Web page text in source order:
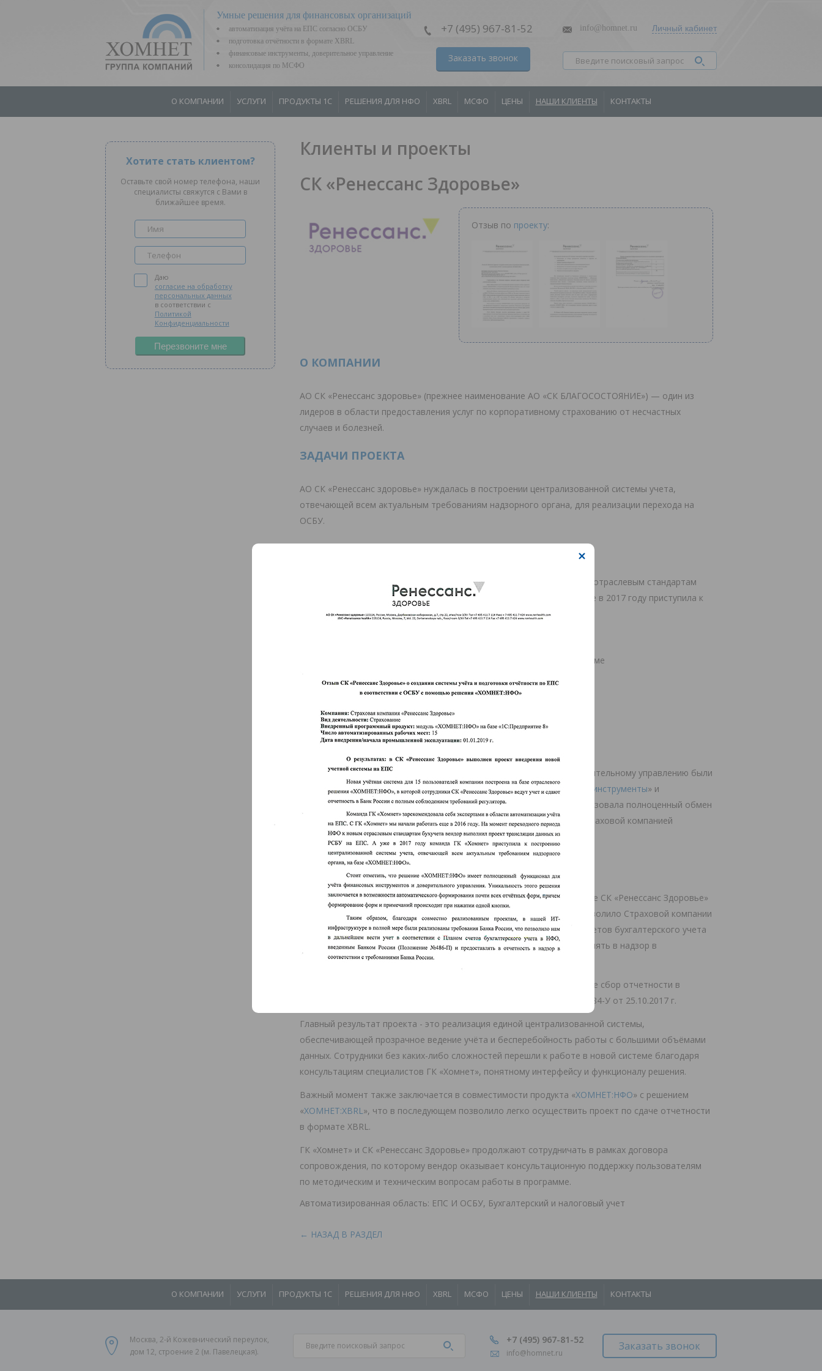
Умные решения для финансовых организаций
автоматизация учёта на ЕПС согласно ОСБУ
подготовка отчётности в формате XBRL
финансовые инструменты, доверительное управление
консолидация по МСФО
+7 (495) 967-81-52
Заказать звонок
info@homnet.ru Личный кабинет
О КОМПАНИИ УСЛУГИ ПРОДУКТЫ 1С РЕШЕНИЯ ДЛЯ НФО XBRL МСФО ЦЕНЫ НАШИ КЛИЕНТЫ КОНТАКТЫ
Хотите стать клиентом?
Оставьте свой номер телефона, наши
специалисты свяжутся с Вами в
ближайшее время.
Даю
согласие на обработку
персональных данных
в соответствии с
Политикой
Конфиденциальности
Перезвоните мне
Клиенты и проекты
СК «Ренессанс Здоровье»
Отзыв по проекту:
О КОМПАНИИ
АО СК «Ренессанс здоровье» (прежнее наименование АО «СК БЛАГОСОСТОЯНИЕ») — один из
лидеров в области предоставления услуг по корпоративному страхованию от несчастных
случаев и болезней.
ЗАДАЧИ ПРОЕКТА
АО СК «Ренессанс здоровье» нуждалась в построении централизованной системы учета,
отвечающей всем актуальным требованиям надзорного органа, для реализации перехода на
ОСБУ.
ХОД ПРОЕКТА
Команда ГК «Хомнет» на момент переходного периода НФО к новым отраслевым стандартам
бухучета выполнила проект трансляции данных из РСБУ на ЕПС, а уже в 2017 году приступила к
построению централизованной системы учета.
Сбор и анализ требований заказчика к автоматизированной системе
Планирование и составление календарного плана этапов работ
Установка и настройка системы на сервере Заказчика
Обучение пользователей работе в программе
Для автоматизации операций по финансовым инструментам и доверительному управлению были
использованы подсистемы решения «ХОМНЕТ:НФО» — «Финансовые инструменты» и
Доверительное управление». Проектная команда ГК «Хомнет» реализовала полноценный обмен
данными с управляющими компаниями, которые сотрудничают со страховой компанией
«Ренессанс Здоровье».
РЕЗУЛЬТАТ ПРОЕКТА
Благодаря совместно реализованным проектам, в ИТ-инфраструктуре СК «Ренессанс Здоровье»
в полной мере были реализованы требования Банка России, что позволило Страховой компании
в дальнейшем вести свою деятельность в соответствии с Планом счетов бухгалтерского учета
в НФО, введенным Банком России (Положение №486-П), и предоставлять в надзор в
соответствии с требованиями Банка России.
По итогу автоматизированы бухгалтерский и налоговый учет, а также сбор отчетности в
соответствии с Положением № 526-П от 28.12.2015 г. и Указанием 4584-У от 25.10.2017 г.
Главный результат проекта - это реализация единой централизованной системы,
обеспечивающей прозрачное ведение учёта и бесперебойность работы с большими объёмами
данных. Сотрудники без каких-либо сложностей перешли к работе в новой системе благодаря
консультациям специалистов ГК «Хомнет», понятному интерфейсу и функционалу решения.
Важный момент также заключается в совместимости продукта «ХОМНЕТ:НФО» с решением
«ХОМНЕТ:XBRL», что в последующем позволило легко осуществить проект по сдаче отчетности
в формате XBRL.
ГК «Хомнет» и СК «Ренессанс Здоровье» продолжают сотрудничать в рамках договора
сопровождения, по которому вендор оказывает консультационную поддержку пользователям
по методическим и техническим вопросам работы в программе.
Автоматизированная область: ЕПС И ОСБУ, Бухгалтерский и налоговый учет
← НАЗАД В РАЗДЕЛ
О КОМПАНИИ УСЛУГИ ПРОДУКТЫ 1С РЕШЕНИЯ ДЛЯ НФО XBRL МСФО ЦЕНЫ НАШИ КЛИЕНТЫ КОНТАКТЫ
Москва, 2-й Кожевнический переулок,
дом 12, строение 2 (м. Павелецкая).
+7 (495) 967-81-52
info@homnet.ru
Заказать звонок